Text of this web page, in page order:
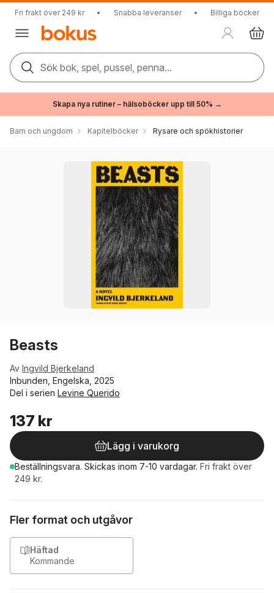
Fri frakt över 249 kr • Snabba leveranser • Billiga böcker
Sök bok, spel, pussel, penna...
Skapa nya rutiner – hälsoböcker upp till 50% →
Barn och ungdom Kapitelböcker Rysare och spökhistorier
Beasts
Av Ingvild Bjerkeland
Inbunden, Engelska, 2025
Del i serien Levine Querido
137 kr
Lägg i varukorg
Beställningsvara. Skickas inom 7-10 vardagar. Fri frakt över
249 kr.
Fler format och utgåvor
Häftad
Kommande